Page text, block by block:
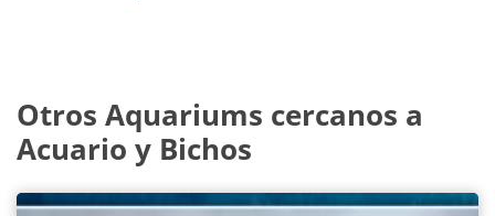
Otros Aquariums cercanos a
Acuario y Bichos